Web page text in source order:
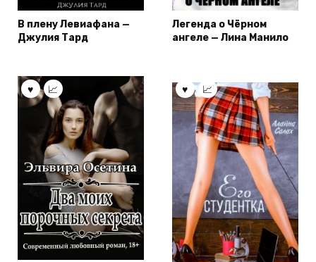
В плену Левиафана —
Джулия Тард
Легенда о Чёрном
ангеле — Лина Манило